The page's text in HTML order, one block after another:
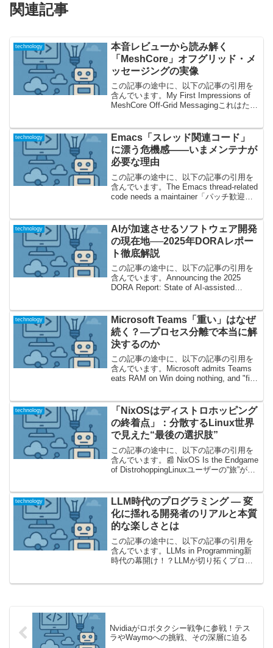
関連記事
technology
本音レビューから読み解く
「MeshCore」オフグリッド・メ
ッセージングの実像
この記事の途中に、以下の記事の引用を
含んでいます。My First Impressions of
MeshCore Off-Grid Messagingこれはただ
technology
Emacs「スレッド関連コード」
に漂う危機感——いまメンテナが
必要な理由
この記事の途中に、以下の記事の引用を
含んでいます。The Emacs thread-related
code needs a maintainer「パッチ歓迎」
タ...
technology
AIが加速させるソフトウェア開発
の現在地──2025年DORAレポー
ト徹底解説
この記事の途中に、以下の記事の引用を
含んでいます。Announcing the 2025
DORA Report: State of AI-assisted
technology
Microsoft Teams「重い」はなぜ
続く？―プロセス分離で本当に解
決するのか
この記事の途中に、以下の記事の引用を
含んでいます。Microsoft admits Teams
eats RAM on Win doing nothing, and "fix"
technology
「NixOSはディストロホッピング
の終着点」：分散するLinux世界
で見えた“最後の選択肢”
この記事の途中に、以下の記事の引用を
含んでいます。📰 NixOS Is the Endgame
of DistrohoppingLinuxユーザーの“旅”が辿
ー...
technology
LLM時代のプログラミング ― 変
化に揺れる開発者のリアルと本質
的な楽しさとは
この記事の途中に、以下の記事の引用を
含んでいます。LLMs in Programming新
時代の幕開け！？LLMが切り拓くプログ
Nvidiaがロボタクシー戦争に参戦！テス
ラやWaymoへの挑戦、その深層に迫る